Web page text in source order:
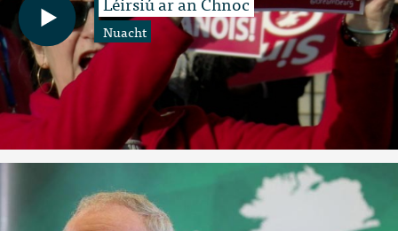
Nuacht